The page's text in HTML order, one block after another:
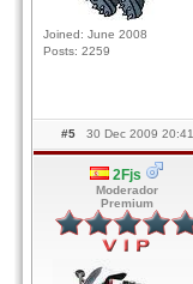
Joined: June 2008
Posts: 2259
#5 30 Dec 2009 20:41
2Fjs
Moderador
Premium